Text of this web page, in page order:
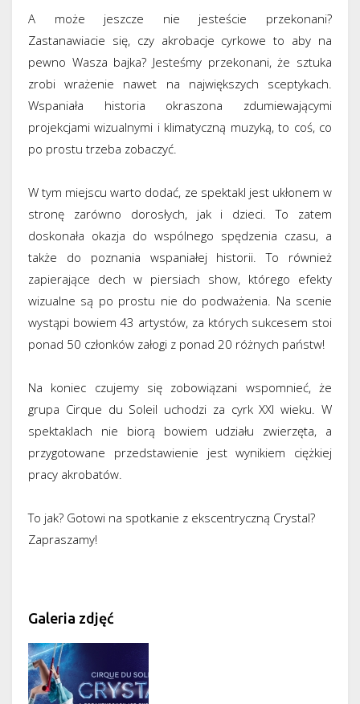
A może jeszcze nie jesteście przekonani?
Zastanawiacie się, czy akrobacje cyrkowe to aby na
pewno Wasza bajka? Jesteśmy przekonani, że sztuka
zrobi wrażenie nawet na największych sceptykach.
Wspaniała historia okraszona zdumiewającymi
projekcjami wizualnymi i klimatyczną muzyką, to coś, co
po prostu trzeba zobaczyć.
W tym miejscu warto dodać, ze spektakl jest ukłonem w
stronę zarówno dorosłych, jak i dzieci. To zatem
doskonała okazja do wspólnego spędzenia czasu, a
także do poznania wspaniałej historii. To również
zapierające dech w piersiach show, którego efekty
wizualne są po prostu nie do podważenia. Na scenie
wystąpi bowiem 43 artystów, za których sukcesem stoi
ponad 50 członków załogi z ponad 20 różnych państw!
Na koniec czujemy się zobowiązani wspomnieć, że
grupa Cirque du Soleil uchodzi za cyrk XXI wieku. W
spektaklach nie biorą bowiem udziału zwierzęta, a
przygotowane przedstawienie jest wynikiem ciężkiej
pracy akrobatów.
To jak? Gotowi na spotkanie z ekscentryczną Crystal?
Zapraszamy!
Galeria zdjęć